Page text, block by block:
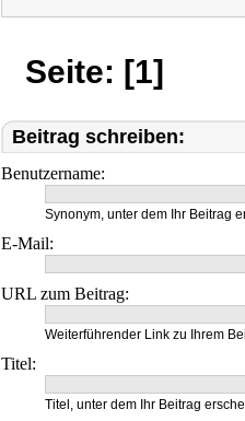
Seite: [1]
Beitrag schreiben:
Benutzername:
Synonym, unter dem Ihr Beitrag
E-Mail:
URL zum Beitrag:
Weiterführender Link zu Ihrem
Titel:
Titel, unter dem Ihr Beitrag